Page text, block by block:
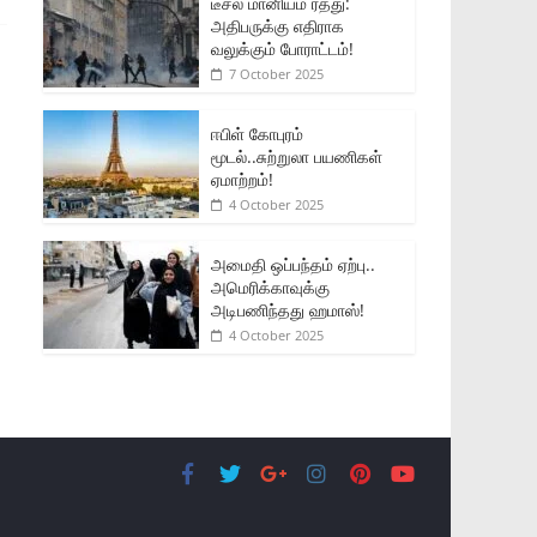
அதிபருக்கு எதிராக
வலுக்கும் போராட்டம்!
7 October 2025
ஈபிள் கோபுரம்
மூடல்..சுற்றுலா பயணிகள்
ஏமாற்றம்!
4 October 2025
அமைதி ஒப்பந்தம் ஏற்பு..
அமெரிக்காவுக்கு
அடிபணிந்தது ஹமாஸ்!
4 October 2025